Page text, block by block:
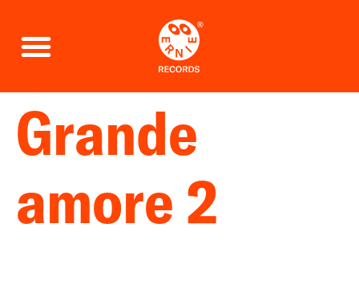
Grande
amore 2